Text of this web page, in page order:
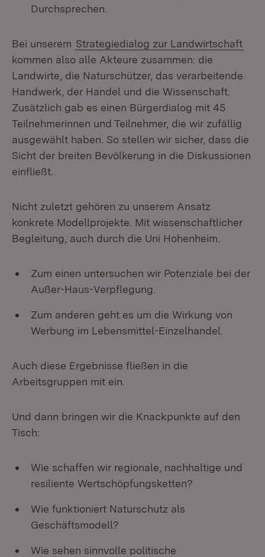
Durchsprechen.
Bei unserem Strategiedialog zur Landwirtschaft
kommen also alle Akteure zusammen: die
Landwirte, die Naturschützer, das verarbeitende
Handwerk, der Handel und die Wissenschaft.
Zusätzlich gab es einen Bürgerdialog mit 45
Teilnehmerinnen und Teilnehmer, die wir zufällig
ausgewählt haben. So stellen wir sicher, dass die
Sicht der breiten Bevölkerung in die Diskussionen
einfließt.
Nicht zuletzt gehören zu unserem Ansatz
konkrete Modellprojekte. Mit wissenschaftlicher
Begleitung, auch durch die Uni Hohenheim.
Zum einen untersuchen wir Potenziale bei der
Außer-Haus-Verpflegung.
Zum anderen geht es um die Wirkung von
Werbung im Lebensmittel-Einzelhandel.
Auch diese Ergebnisse fließen in die
Arbeitsgruppen mit ein.
Und dann bringen wir die Knackpunkte auf den
Tisch:
Wie schaffen wir regionale, nachhaltige und
resiliente Wertschöpfungsketten?
Wie funktioniert Naturschutz als
Geschäftsmodell?
Wie sehen sinnvolle politische